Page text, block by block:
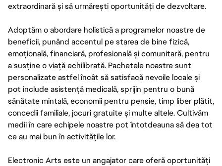
extraordinară și să urmărești oportunități de dezvoltare.
Adoptăm o abordare holistică a programelor noastre de
beneficii, punând accentul pe starea de bine fizică,
emoțională, financiară, profesională și comunitară, pentru
a susține o viață echilibrată. Pachetele noastre sunt
personalizate astfel încât să satisfacă nevoile locale și
pot include asistență medicală, sprijin pentru o bună
sănătate mintală, economii pentru pensie, timp liber plătit,
concedii familiale, jocuri gratuite și multe altele. Cultivăm
medii în care echipele noastre pot întotdeauna să dea tot
ce au mai bun în activitățile lor.
Electronic Arts este un angajator care oferă oportunități